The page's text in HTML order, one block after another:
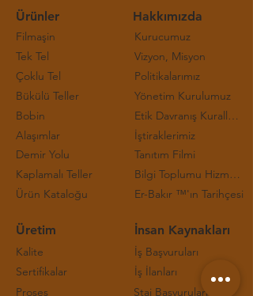
Ürünler
Filmaşin
Tek Tel
Çoklu Tel
Bükülü Teller
Bobin
Alaşımlar
Demir Yolu
Kaplamalı Teller
Ürün Kataloğu
Hakkımızda
Kurucumuz
Vizyon, Misyon
Politikalarımız
Yönetim Kurulumuz
Etik Davranış Kuralları ve Çalışma Prensipleri
İştiraklerimiz
Tanıtım Filmi
Bilgi Toplumu Hizmetleri
Er-Bakır ™'ın Tarihçesi
Üretim
Kalite
Sertifikalar
Proses
İnsan Kaynakları
İş Başvuruları
İş İlanları
Staj Başvuruları